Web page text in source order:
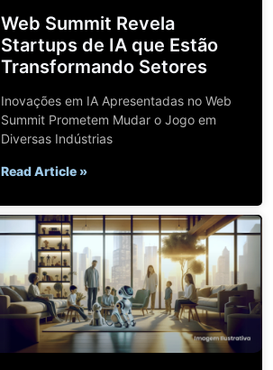
Web Summit Revela
Startups de IA que Estão
Transformando Setores
Inovações em IA Apresentadas no Web
Summit Prometem Mudar o Jogo em
Diversas Indústrias
Read Article »